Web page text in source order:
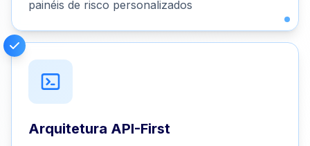
painéis de risco personalizados
Arquitetura API-First